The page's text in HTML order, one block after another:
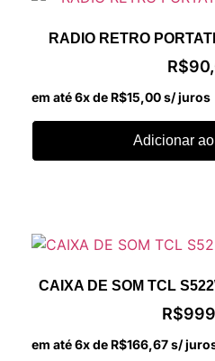
RADIO RETRO
R$
em até 6x de R$15,00s/ juros
Adicionar
CAIXA DE SOM TCL
R$
em até 6x de R$166,67s/